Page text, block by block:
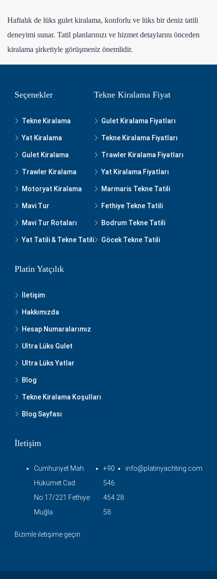
Haftalık de lüks gulet kiralama, konforlu ve lüks bir deniz tatili
deneyimi sunar. Tatil planlarınızı ve hizmet detaylarını önceden
kiralama şirketiyle görüşmeniz önemlidir.
Seçenekler
Tekne Kiralama
Yat Kiralama
Gulet Kiralama
Trawler Kiralama
Motoryat Kiralama
Mavi Tur
Mavi Tur Rotaları
Yat Tatili & Tekne Tatili
Tekne Kiralama Fiyat
Gulet Kiralama Fiyatları
Tekne Kiralama Fiyatları
Trawler Kiralama Fiyatları
Yat Kiralama Fiyatları
Marmaris Tekne Tatili
Fethiye Tekne Tatili
Bodrum Tekne Tatili
Göcek Tekne Tatili
Platin Yatçılık
İletişim
Hakkımızda
Hesap Numaralarımız
Ultra Lüks Gulet
Ultra Lüks Yatlar
Blog
Tekne Kiralama Koşulları
Blog Sayfası
İletişim
Cumhuriyet Mah.
Hükümet Cad.
No:17/221 Fethiye
Muğla
+90
546
454 28
58
info@platinyachting.com
Bizimle iletişime geçin